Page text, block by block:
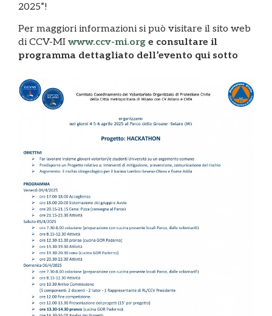
2025”!
Per maggiori informazioni si può visitare il sito web
di CCV-MI www.ccv-mi.org e consultare il
programma dettagliato dell’evento qui sotto